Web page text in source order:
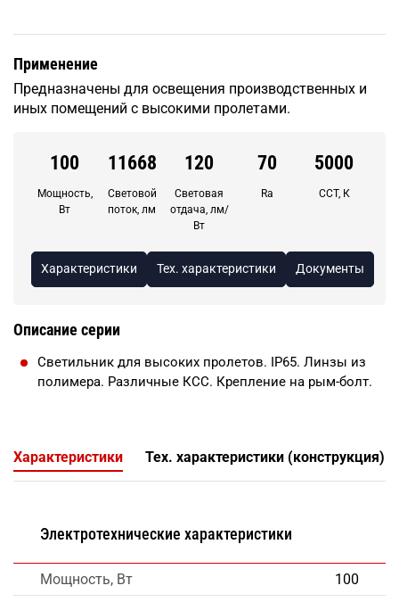
Применение
Предназначены для освещения производственных и
иных помещений с высокими пролетами.
100
Мощность,
Вт
11668
Световой
поток, лм
120
Световая
отдача, лм/
Вт
70
Ra
5000
CCT, К
Характеристики Тех. характеристики Документы
Описание серии
Светильник для высоких пролетов. IP65. Линзы из
полимера. Различные КСС. Крепление на рым-болт.
Характеристики Тех. характеристики (конструкция)
Электротехнические характеристики
Мощность, Вт 100